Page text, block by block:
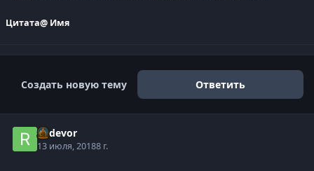
Цитата@ Имя
Создать новую тему Ответить
Radevor
13 июля, 20188 г.